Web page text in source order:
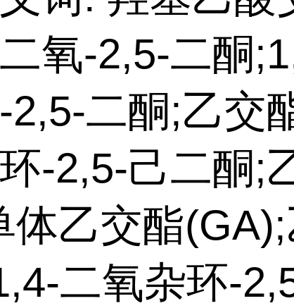
氧-2,5-二酮
2,5-二酮;乙交
-2,5-己二酮;
体乙交酯
二氧杂环-